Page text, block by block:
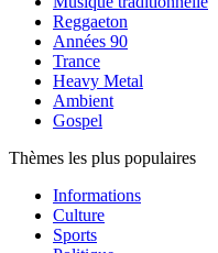
Reggaeton
Années 90
Trance
Heavy Metal
Ambient
Gospel
Thèmes les plus populaires
Informations
Culture
Sports